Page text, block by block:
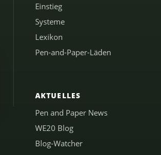
Einstieg
Systeme
Lexikon
Pen-and-Paper-Läden
AKTUELLES
Pen and Paper News
WE20 Blog
Blog-Watcher